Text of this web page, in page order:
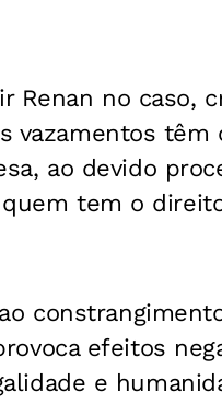
Renan no caso,
vazamentos têm
ao devido
tem o
efeitos
e